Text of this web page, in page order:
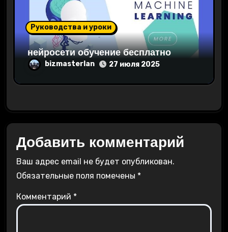
Руководства и уроки
нейросети обучение бесплатно
bizmasterlan 27 июля 2025
Добавить комментарий
Ваш адрес email не будет опубликован.
Обязательные поля помечены *
Комментарий *